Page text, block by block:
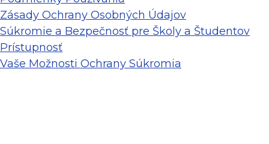
Zásady Ochrany Osobných Údajov
Súkromie a Bezpečnosť pre Školy a Študentov
Prístupnosť
Vaše Možnosti Ochrany Súkromia